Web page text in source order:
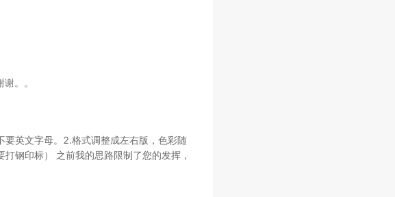
。。
要英文字母。2.格式调整成左右版，色彩随
钢印标） 之前我的思路限制了您的发挥，